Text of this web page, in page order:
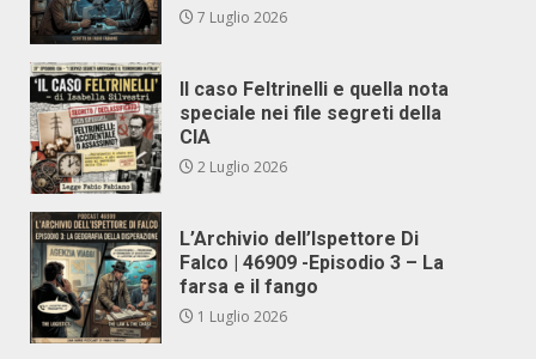
7 Luglio 2026
Il caso Feltrinelli e quella nota
speciale nei file segreti della
CIA
2 Luglio 2026
L’Archivio dell’Ispettore Di
Falco | 46909 -Episodio 3 – La
farsa e il fango
1 Luglio 2026